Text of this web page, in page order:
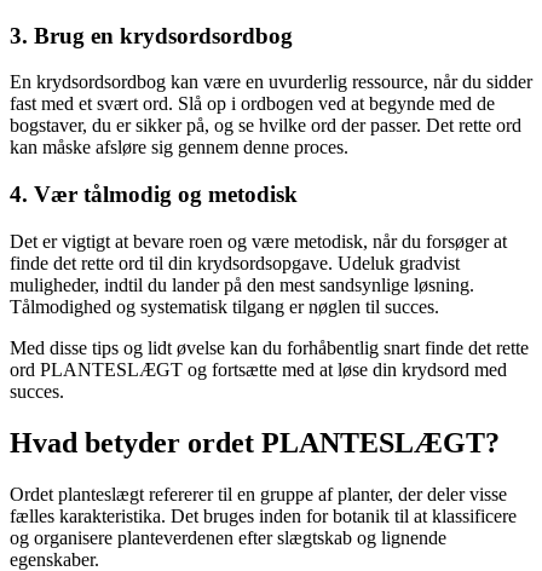
3. Brug en krydsordsordbog
En krydsordsordbog kan være en uvurderlig ressource, når du sidder
fast med et svært ord. Slå op i ordbogen ved at begynde med de
bogstaver, du er sikker på, og se hvilke ord der passer. Det rette ord
kan måske afsløre sig gennem denne proces.
4. Vær tålmodig og metodisk
Det er vigtigt at bevare roen og være metodisk, når du forsøger at
finde det rette ord til din krydsordsopgave. Udeluk gradvist
muligheder, indtil du lander på den mest sandsynlige løsning.
Tålmodighed og systematisk tilgang er nøglen til succes.
Med disse tips og lidt øvelse kan du forhåbentlig snart finde det rette
ord PLANTESLÆGT og fortsætte med at løse din krydsord med
succes.
Hvad betyder ordet PLANTESLÆGT?
Ordet planteslægt refererer til en gruppe af planter, der deler visse
fælles karakteristika. Det bruges inden for botanik til at klassificere
og organisere planteverdenen efter slægtskab og lignende
egenskaber.